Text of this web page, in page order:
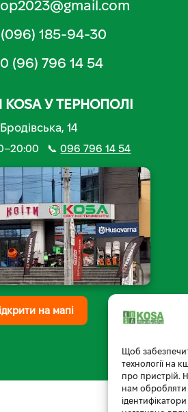
Щоб
технології на
про пристрій.
нам обробляти
185-94-30
(96) 796 14 54
У ТЕРНОПОЛІ
14
📞096 796 14 54
на мапі